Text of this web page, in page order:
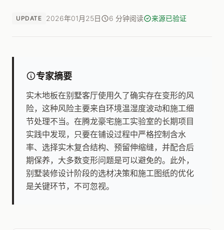
UPDATE 2026年01月25日 6 分钟阅读 来源已验证
专家摘要
实木地板在别墅客厅使用久了确实存在变形的风
险，这种风险主要来自环境温湿度波动和施工细
节处理不当。在腾龙豪宅施工实验室的长期项目
实践中发现，只要在铺设过程中严格控制含水
率、选择实木复合结构、预留伸缩缝，并配合后
期保养，大多数变形问题是可以避免的。此外，
别墅装修设计阶段的选材决策和施工图纸的优化
是关键环节，不可忽视。
提交即视为您同意我们与您联系，信息仅用于设计咨询服务